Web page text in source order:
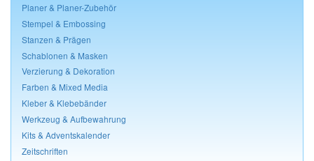
Planer & Planer-Zubehör
Stempel & Embossing
Stanzen & Prägen
Schablonen & Masken
Verzierung & Dekoration
Farben & Mixed Media
Kleber & Klebebänder
Werkzeug & Aufbewahrung
Kits & Adventskalender
Zeitschriften